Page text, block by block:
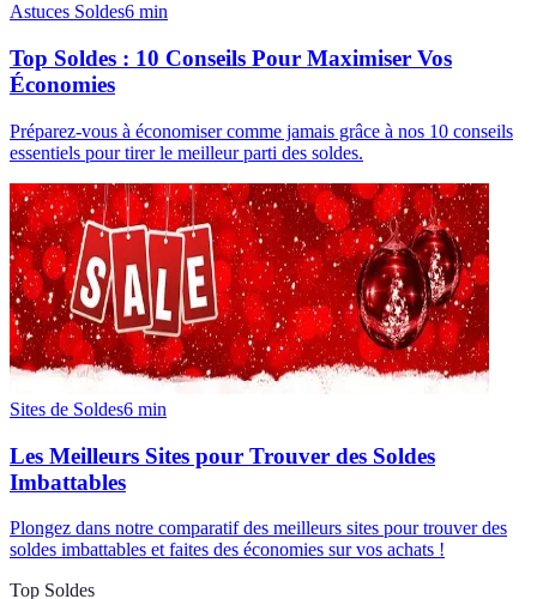
Astuces Soldes6 min
Top Soldes : 10 Conseils Pour Maximiser Vos
Économies
Préparez-vous à économiser comme jamais grâce à nos 10 conseils
essentiels pour tirer le meilleur parti des soldes.
Sites de Soldes6 min
Les Meilleurs Sites pour Trouver des Soldes
Imbattables
Plongez dans notre comparatif des meilleurs sites pour trouver des
soldes imbattables et faites des économies sur vos achats !
Top Soldes